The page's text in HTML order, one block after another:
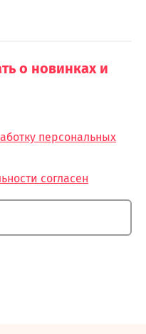
о новинках и
персональных
согласен